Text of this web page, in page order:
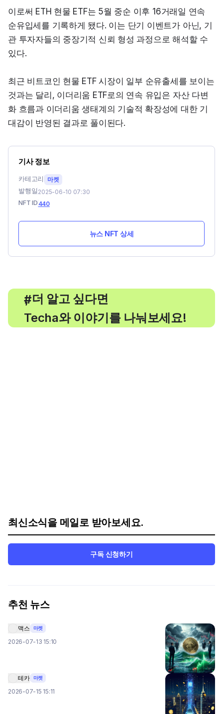
이로써 ETH 현물 ETF는 5월 중순 이후 16거래일 연속
순유입세를 기록하게 됐다. 이는 단기 이벤트가 아닌, 기
관 투자자들의 중장기적 신뢰 형성 과정으로 해석할 수
있다.
최근 비트코인 현물 ETF 시장이 일부 순유출세를 보이는
것과는 달리, 이더리움 ETF로의 연속 유입은 자산 다변
화 흐름과 이더리움 생태계의 기술적 확장성에 대한 기
대감이 반영된 결과로 풀이된다.
기사 정보
카테고리 마켓
발행일 2025-06-10 07:30
NFT ID 440
뉴스 NFT 상세
#
, 더 알고 싶다면
Techa와 이야기를 나눠보세요!
최신소식을 메일로 받아보세요.
구독 신청하기
추천 뉴스
맥스 마켓
2026-07-13 15:10
테카 마켓
2026-07-15 15:11